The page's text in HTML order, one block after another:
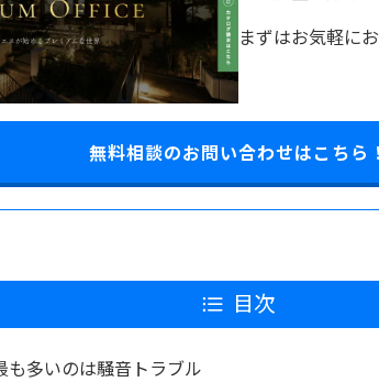
まずはお気軽に
無料相談のお問い合わせはこちら！
目次
も多いのは騒音トラブル